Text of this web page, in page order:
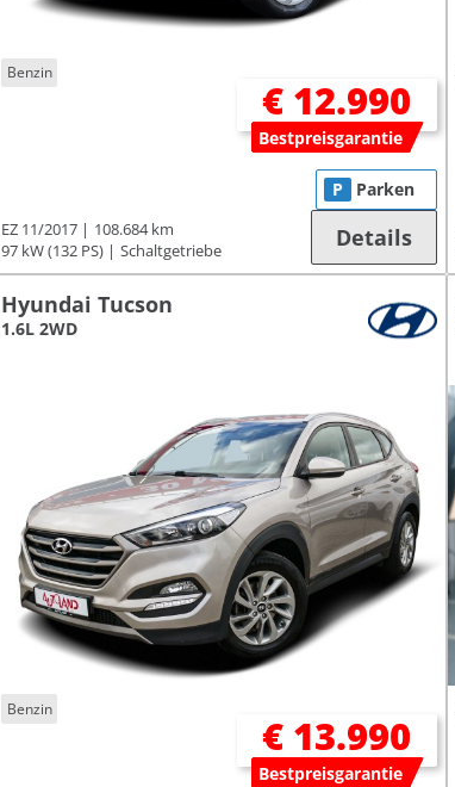
Benzin
€ 12.990
Bestpreisgarantie
EZ 11/2017
108.684 km
97 kW (132 PS)
Schaltgetriebe
P Parken
Details
Hyundai Tucson
1.6L 2WD
Benzin
€ 13.990
Bestpreisgarantie